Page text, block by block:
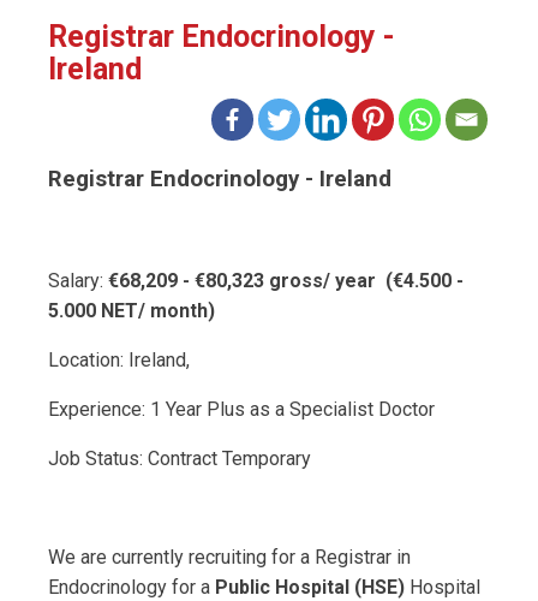
Registrar Endocrinology -
Ireland
Registrar Endocrinology - Ireland
Salary: €68,209 - €80,323 gross/ year (€4.500 -
5.000 NET/ month)
Location: Ireland,
Experience: 1 Year Plus as a Specialist Doctor
Job Status: Contract Temporary
We are currently recruiting for a Registrar in
Endocrinology for a Public Hospital (HSE) Hospital